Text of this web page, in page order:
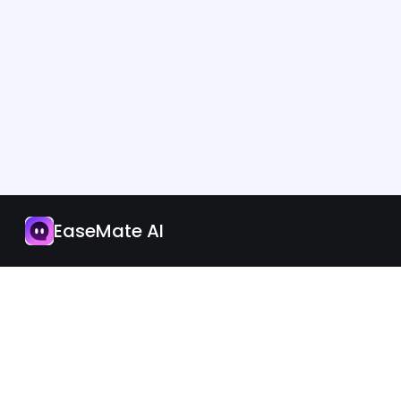
App
I-upgrade Ngayon
EaseMate AI